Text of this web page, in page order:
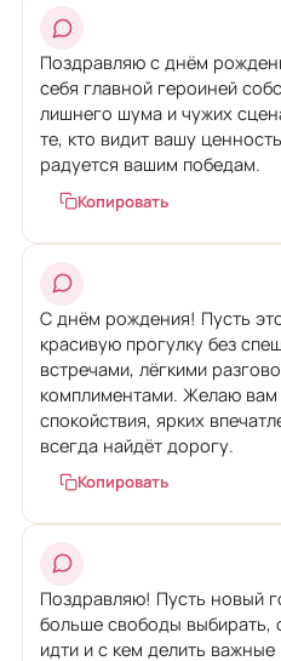
Поздравляю с днём
себя главной героиней
лишнего шума и чужих
те, кто видит вашу
радуется вашим победам.
Копировать
С днём рождения! Пусть
красивую прогулку без
встречами, лёгкими
комплиментами. Желаю вам
спокойствия, ярких
всегда найдёт дорогу.
Копировать
Поздравляю! Пусть новый
больше свободы выбирать,
идти и с кем делить